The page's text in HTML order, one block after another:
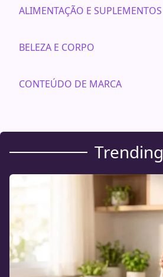
ALIMENTAÇÃO E SUPLEMENTOS
BELEZA E CORPO
CONTEÚDO DE MARCA
Trending